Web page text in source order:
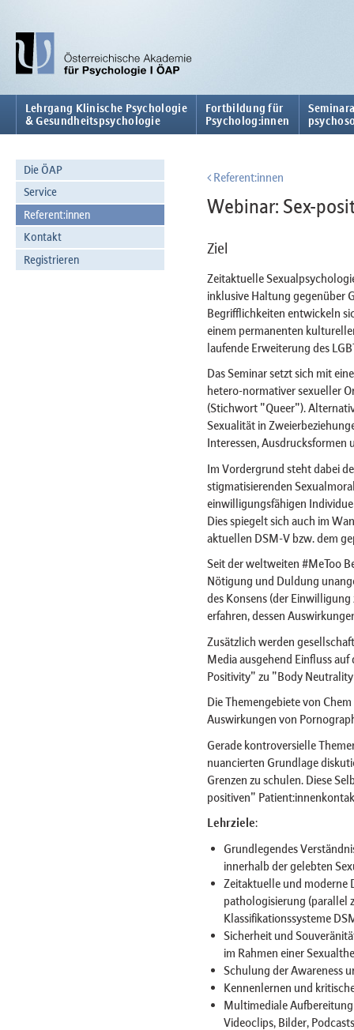
Lehrgang Klinische Psychologie
& Gesundheitspsychologie
Fortbildung für
Psycholog:innen
Die ÖAP
Service
Referent:innen
Kontakt
Registrieren
Referent:innen
Webinar: Sex-
Ziel
Zeitaktuelle
inklusive Haltung gegenüber
Begrifflichkeiten entwickeln
einem permanenten
laufende Erweiterung des
Das Seminar setzt sich mit
hetero-normativer sexueller
(Stichwort "Queer").
Sexualität in
Interessen,
Im Vordergrund steht dabei
stigmatisierenden
einwilligungsfähigen
Dies spiegelt sich auch im
aktuellen DSM-V bzw. dem
Seit der weltweiten #MeToo
Nötigung und Duldung
des Konsens (der
erfahren, dessen
Zusätzlich werden
Media ausgehend Einfluss
Positivity" zu "Body
Die Themengebiete von
Auswirkungen von
Gerade kontroversielle
nuancierten Grundlage
Grenzen zu schulen. Diese
positiven"
Lehrziele:
Grundlegendes
innerhalb der gelebten
Zeitaktuelle und moderne
pathologisierung (parallel
Klassifikationssysteme
Sicherheit und
im Rahmen einer
Schulung der Awareness
Kennenlernen und
Multimediale Aufbereitung
Videoclips, Bilder,